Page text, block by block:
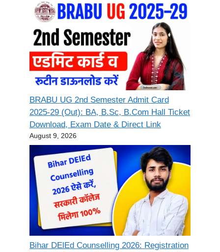
BRABU UG 2nd Semester Admit Card
2025-29 (Out): BA, B.Sc, B.Com Hall Ticket
Download, Exam Date & Direct Link
August 9, 2026
Bihar DElEd Counselling 2026: Registration